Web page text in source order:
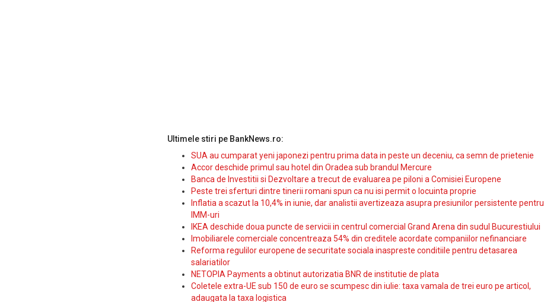
Ultimele stiri pe BankNews.ro:
SUA au cumparat yeni japonezi pentru prima data in peste un deceniu, ca semn de prietenie
Accor deschide primul sau hotel din Oradea sub brandul Mercure
Banca de Investitii si Dezvoltare a trecut de evaluarea pe piloni a Comisiei Europene
Peste trei sferturi dintre tinerii romani spun ca nu isi permit o locuinta proprie
Inflatia a scazut la 10,4% in iunie, dar analistii avertizeaza asupra presiunilor persistente pentru
IMM-uri
IKEA deschide doua puncte de servicii in centrul comercial Grand Arena din sudul Bucurestiului
Imobiliarele comerciale concentreaza 54% din creditele acordate companiilor nefinanciare
Reforma regulilor europene de securitate sociala inaspreste conditiile pentru detasarea
salariatilor
NETOPIA Payments a obtinut autorizatia BNR de institutie de plata
Coletele extra-UE sub 150 de euro se scumpesc din iulie: taxa vamala de trei euro pe articol,
adaugata la taxa logistica